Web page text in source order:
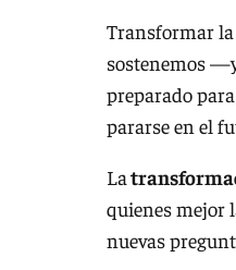
Transformar la
sostenemos
preparado
pararse en el
La
quienes mejor
nuevas